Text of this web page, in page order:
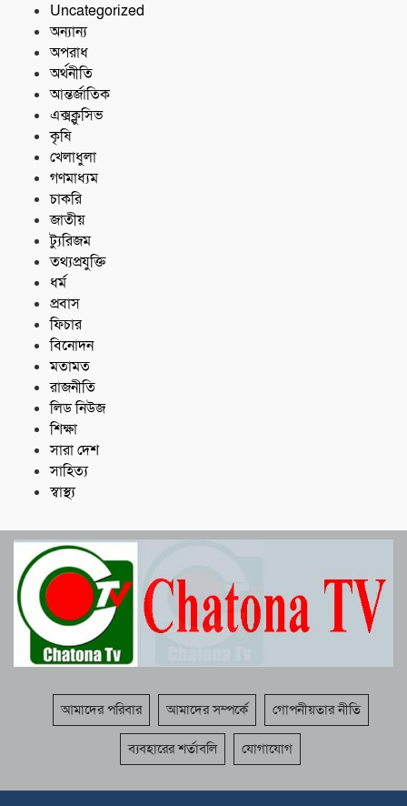
Uncategorized
অন্যান্য
অপরাধ
অর্থনীতি
আন্তর্জাতিক
এক্সক্লুসিভ
কৃষি
খেলাধুলা
গণমাধ্যম
চাকরি
জাতীয়
ট্যুরিজম
তথ্যপ্রযুক্তি
ধর্ম
প্রবাস
ফিচার
বিনোদন
মতামত
রাজনীতি
লিড নিউজ
শিক্ষা
সারা দেশ
সাহিত্য
স্বাস্থ্য
আমাদের পরিবার আমাদের সম্পর্কে গোপনীয়তার নীতি
ব্যবহারের শর্তাবলি যোগাযোগ